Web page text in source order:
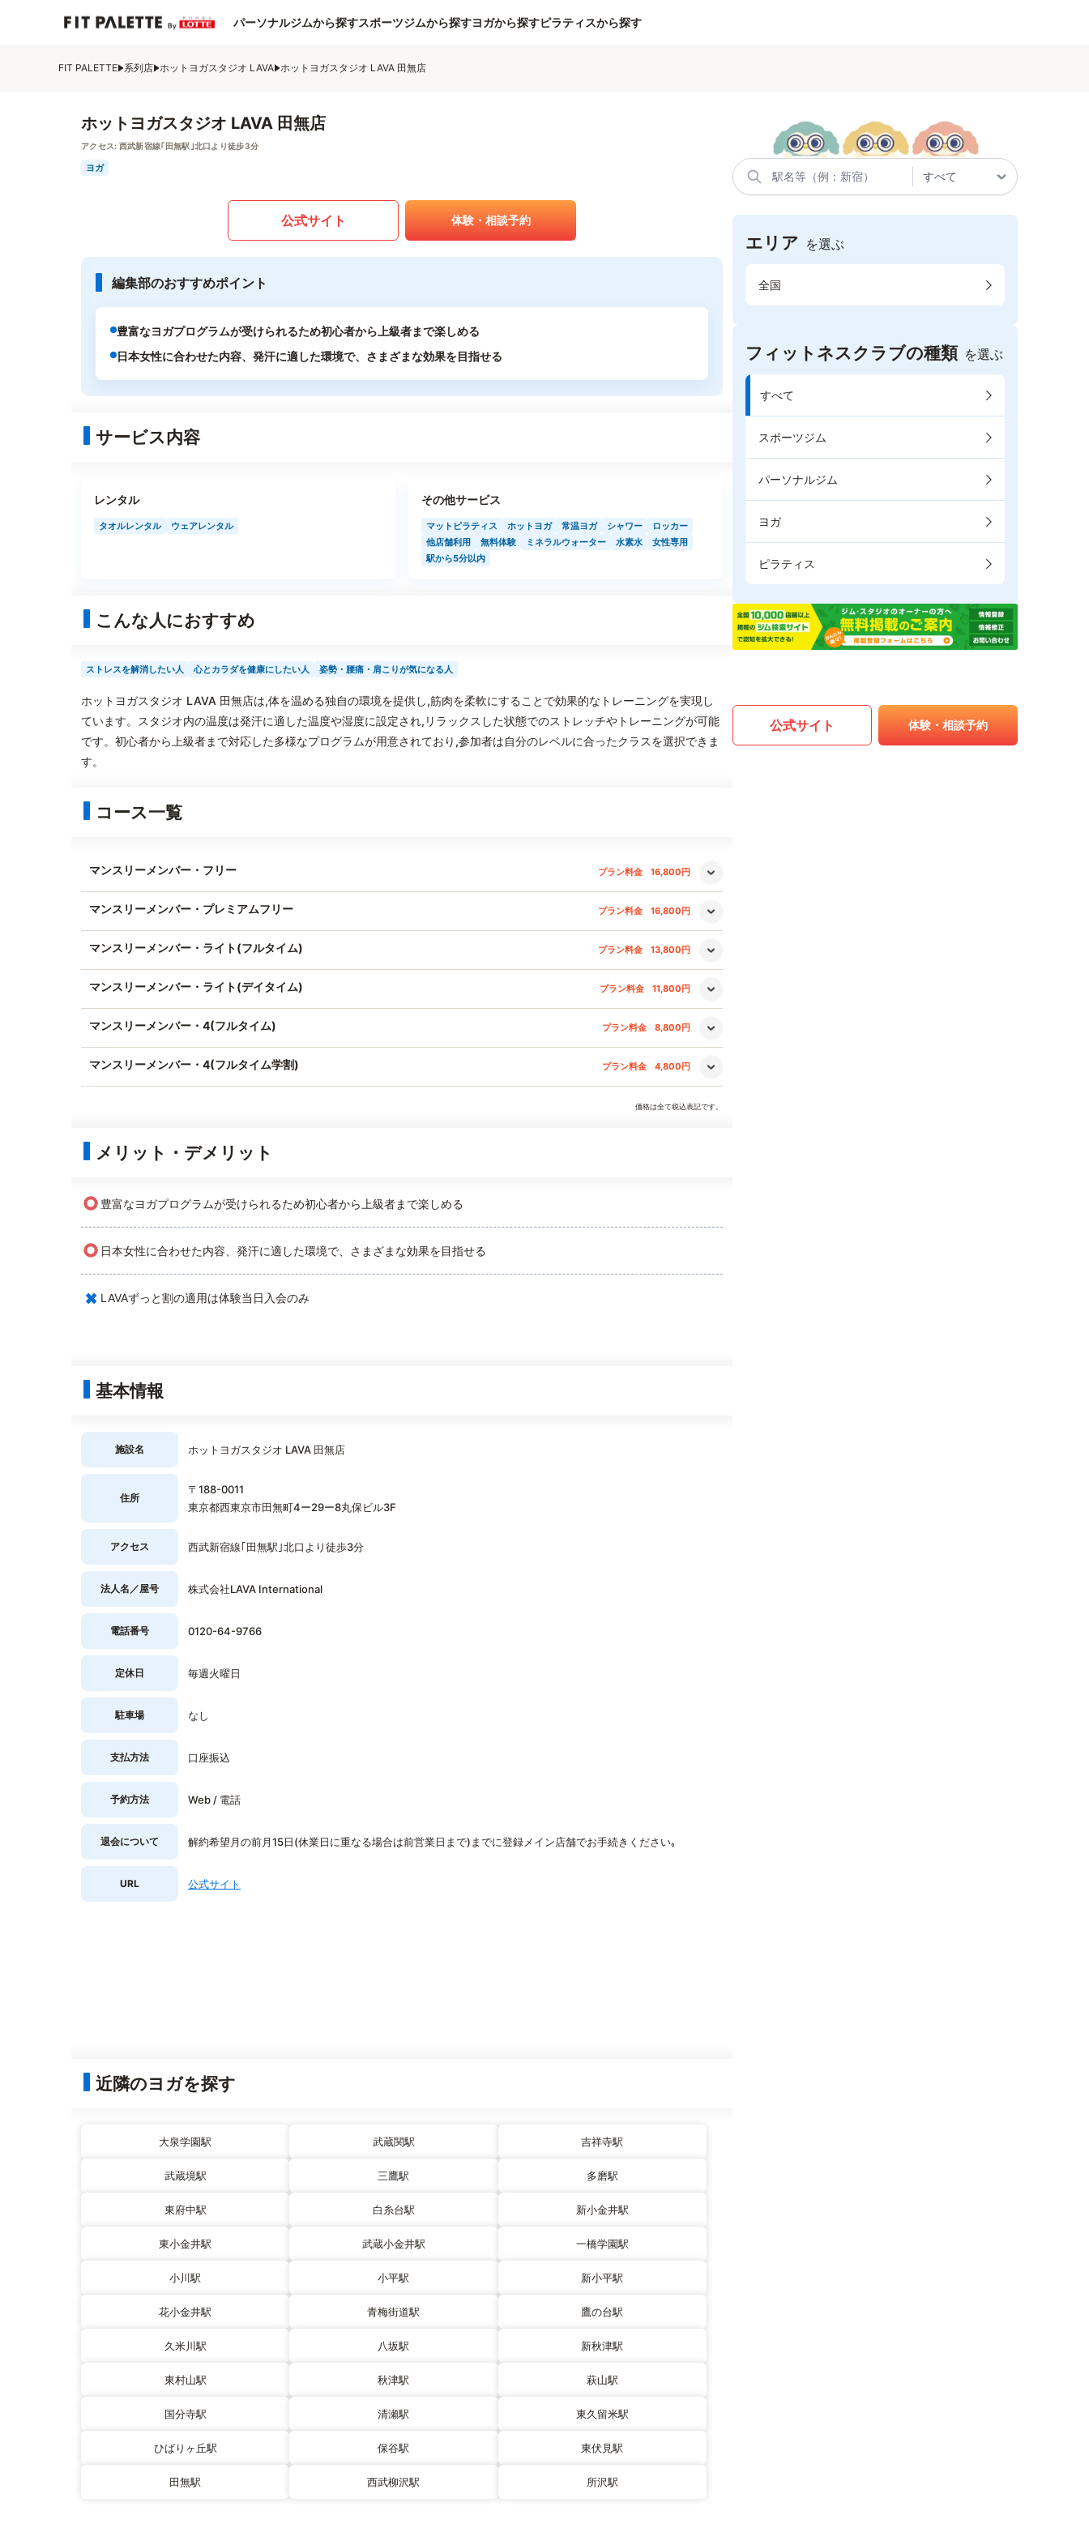
パーソナルジムから探すスポーツジムから探すヨガから探すピラティスから探す
FIT PALETTE 系列店 ホットヨガスタジオ LAVA ホットヨガスタジオ LAVA 田無店
ホットヨガスタジオ LAVA 田無店
アクセス: 西武新宿線｢田無駅｣北口より徒歩3分
ヨガ
公式サイト 体験・相談予約
編集部のおすすめポイント
豊富なヨガプログラムが受けられるため初心者から上級者まで楽しめる
日本女性に合わせた内容、発汗に適した環境で、さまざまな効果を目指せる
サービス内容
レンタル
タオルレンタル ウェアレンタル
その他サービス
マットピラティス ホットヨガ 常温ヨガ シャワー
ロッカー
他店舗利用
無料体験 ミネラルウォーター 水素水
女性専用
駅から5分以内
こんな人におすすめ
ストレスを解消したい人 心とカラダを健康にしたい人 姿勢・腰痛・肩こりが気になる人
ホットヨガスタジオ LAVA 田無店は,体を温める独自の環境を提供し,筋肉を柔軟にすることで効果的なトレーニングを実現し
ています。スタジオ内の温度は発汗に適した温度や湿度に設定され,リラックスした状態でのストレッチやトレーニングが可能
です。初心者から上級者まで対応した多様なプログラムが用意されており,参加者は自分のレベルに合ったクラスを選択できま
す。
コース一覧
マンスリーメンバー・フリー プラン料金 16,800円
マンスリーメンバー・プレミアムフリー プラン料金 16,800円
マンスリーメンバー・ライト(フルタイム) プラン料金 13,800円
マンスリーメンバー・ライト(デイタイム) プラン料金 11,800円
マンスリーメンバー・4(フルタイム) プラン料金 8,800円
マンスリーメンバー・4(フルタイム学割) プラン料金 4,800円
価格は全て税込表記です。
メリット・デメリット
○ 豊富なヨガプログラムが受けられるため初心者から上級者まで楽しめる
○ 日本女性に合わせた内容、発汗に適した環境で、さまざまな効果を目指せる
× LAVAずっと割の適用は体験当日入会のみ
基本情報
施設名 ホットヨガスタジオ LAVA 田無店
住所
〒188-0011
東京都西東京市田無町4ー29ー8丸保ビル3F
アクセス 西武新宿線｢田無駅｣北口より徒歩3分
法人名／屋号 株式会社LAVA International
電話番号 0120-64-9766
定休日 毎週火曜日
駐車場 なし
支払方法 口座振込
予約方法 Web / 電話
退会について 解約希望月の前月15日(休業日に重なる場合は前営業日まで)までに登録メイン店舗でお手続きください｡
URL 公式サイト
近隣のヨガを探す
大泉学園駅 武蔵関駅 吉祥寺駅
武蔵境駅 三鷹駅 多磨駅
東府中駅 白糸台駅 新小金井駅
東小金井駅 武蔵小金井駅 一橋学園駅
小川駅 小平駅 新小平駅
花小金井駅 青梅街道駅 鷹の台駅
久米川駅 八坂駅 新秋津駅
東村山駅 秋津駅 萩山駅
国分寺駅 清瀬駅 東久留米駅
ひばりヶ丘駅 保谷駅 東伏見駅
田無駅 西武柳沢駅 所沢駅
エリア を選ぶ
全国
フィットネスクラブの種類 を選ぶ
すべて
スポーツジム
パーソナルジム
ヨガ
ピラティス
公式サイト 体験・相談予約